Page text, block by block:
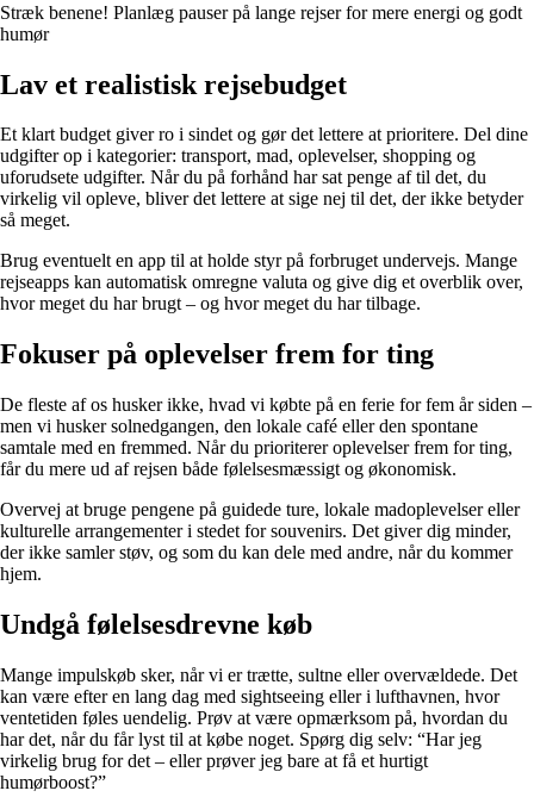
Stræk benene! Planlæg pauser på lange rejser for mere energi og godt
humør
Lav et realistisk rejsebudget
Et klart budget giver ro i sindet og gør det lettere at prioritere. Del dine
udgifter op i kategorier: transport, mad, oplevelser, shopping og
uforudsete udgifter. Når du på forhånd har sat penge af til det, du
virkelig vil opleve, bliver det lettere at sige nej til det, der ikke betyder
så meget.
Brug eventuelt en app til at holde styr på forbruget undervejs. Mange
rejseapps kan automatisk omregne valuta og give dig et overblik over,
hvor meget du har brugt – og hvor meget du har tilbage.
Fokuser på oplevelser frem for ting
De fleste af os husker ikke, hvad vi købte på en ferie for fem år siden –
men vi husker solnedgangen, den lokale café eller den spontane
samtale med en fremmed. Når du prioriterer oplevelser frem for ting,
får du mere ud af rejsen både følelsesmæssigt og økonomisk.
Overvej at bruge pengene på guidede ture, lokale madoplevelser eller
kulturelle arrangementer i stedet for souvenirs. Det giver dig minder,
der ikke samler støv, og som du kan dele med andre, når du kommer
hjem.
Undgå følelsesdrevne køb
Mange impulskøb sker, når vi er trætte, sultne eller overvældede. Det
kan være efter en lang dag med sightseeing eller i lufthavnen, hvor
ventetiden føles uendelig. Prøv at være opmærksom på, hvordan du
har det, når du får lyst til at købe noget. Spørg dig selv: “Har jeg
virkelig brug for det – eller prøver jeg bare at få et hurtigt
humørboost?”